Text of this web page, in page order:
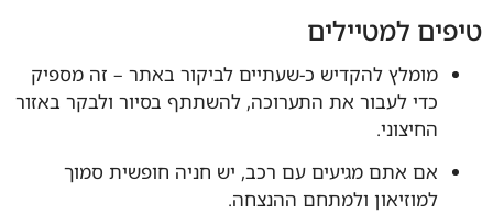
טיפים למטיילים
מומלץ להקדיש כ-שעתיים לביקור באתר – זה מספיק
כדי לעבור את התערוכה, להשתתף בסיור ולבקר באזור
החיצוני.
אם אתם מגיעים עם רכב, יש חניה חופשית סמוך
למוזיאון ולמתחם ההנצחה.